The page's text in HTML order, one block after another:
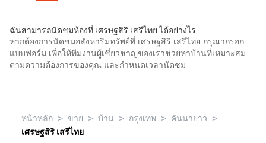
ฉันสามารถนัดชมห้องที่ เศรษฐสิริ เสรีไทย ได้อย่างไร
หากต้องการนัดชมอสังหาริมทรัพย์ที่ เศรษฐสิริ เสรีไทย กรุณากรอก
แบบฟอร์ม เพื่อให้ทีมงานผู้เชี่ยวชาญของเราช่วยหาบ้านที่เหมาะสม
ตามความต้องการของคุณ และกำหนดเวลานัดชม
หน้าหลัก > ขาย > บ้าน > กรุงเทพ > คันนายาว >
เศรษฐสิริ เสรีไทย